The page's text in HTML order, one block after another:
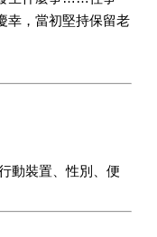
幸，當初堅持保留老
動裝置、性別、便